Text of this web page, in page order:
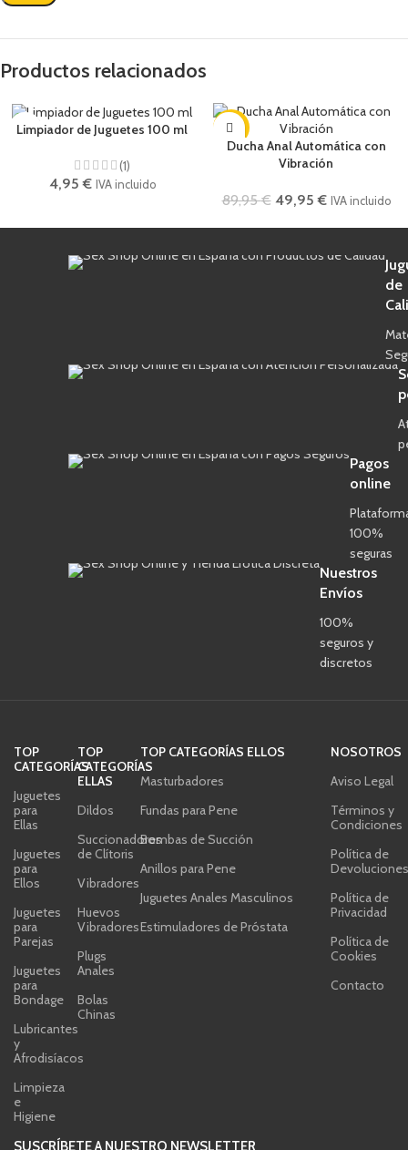
Productos relacionados
Limpiador de Juguetes 100 ml
(1)
4,95€ IVA incluido
-44%
Ducha Anal Automática con
Vibración
89,95€ 49,95€ IVA incluido
de
Pagos
online
100%
seguras
Nuestros
Envíos
100%
seguros y
discretos
TOP
CATEGORÍAS
Juguetes
para
Ellas
Juguetes
para
Ellos
Juguetes
para
Parejas
Juguetes
para
Bondage
Lubricantes
y
Afrodisíacos
Limpieza
e
Higiene
TOP
CATEGORÍAS
ELLAS
Dildos
Succionadores
de Clítoris
Vibradores
Huevos
Vibradores
Plugs
Anales
Bolas
Chinas
TOP CATEGORÍAS ELLOS
Masturbadores
Fundas para Pene
Bombas de Succión
Anillos para Pene
Juguetes Anales Masculinos
Estimuladores de Próstata
NOSOTROS
Aviso Legal
Términos y
Condiciones
Política de
Política de
Privacidad
Política de
Cookies
Contacto
SUSCRÍBETE A NUESTRO NEWSLETTER